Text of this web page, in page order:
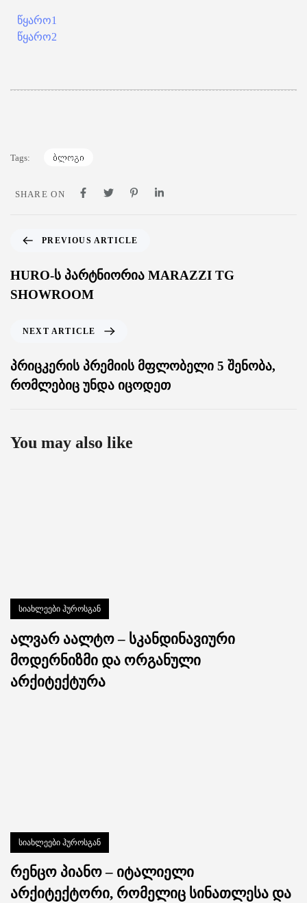
წყარო1
წყარო2
Tags: ბლოგი
SHARE ON
PREVIOUS ARTICLE
HURO-ს პარტნიორია MARAZZI TG
SHOWROOM
NEXT ARTICLE
პრიცკერის პრემიის მფლობელი 5 შენობა,
რომლებიც უნდა იცოდეთ
You may also like
სიახლეები ჰუროსგან
ალვარ აალტო – სკანდინავიური
მოდერნიზმი და ორგანული
არქიტექტურა
სიახლეები ჰუროსგან
რენცო პიანო – იტალიელი
არქიტექტორი, რომელიც სინათლესა და